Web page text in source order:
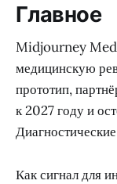
Главное
Midjourney
медицинскую
прототип,
к 2027 году и
Как сигнал для